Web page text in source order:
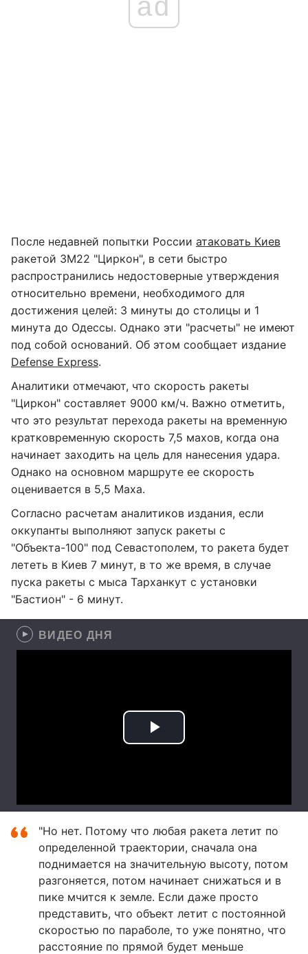
ad
После недавней попытки России атаковать Киев
ракетой 3М22 "Циркон", в сети быстро
распространились недостоверные утверждения
относительно времени, необходимого для
достижения целей: 3 минуты до столицы и 1
минута до Одессы. Однако эти "расчеты" не имеют
под собой оснований. Об этом сообщает издание
Defense Express.
Аналитики отмечают, что скорость ракеты
"Циркон" составляет 9000 км/ч. Важно отметить,
что это результат перехода ракеты на временную
кратковременную скорость 7,5 махов, когда она
начинает заходить на цель для нанесения удара.
Однако на основном маршруте ее скорость
оценивается в 5,5 Маха.
Согласно расчетам аналитиков издания, если
оккупанты выполняют запуск ракеты с
"Объекта-100" под Севастополем, то ракета будет
лететь в Киев 7 минут, в то же время, в случае
пуска ракеты с мыса Тарханкут с установки
"Бастион" - 6 минут.
ВИДЕО ДНЯ
"Но нет. Потому что любая ракета летит по
определенной траектории, сначала она
поднимается на значительную высоту, потом
разгоняется, потом начинает снижаться и в
пике мчится к земле. Если даже просто
представить, что объект летит с постоянной
скоростью по параболе, то уже понятно, что
расстояние по прямой будет меньше